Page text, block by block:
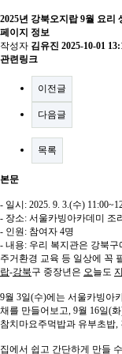
2025년 강북오지랍 9월 요리
페이지 정보
작성자 김유진 2025-10-01
관련링크
이전글
다음글
목록
본문
- 일시: 2025. 9. 3.(수)
- 장소: 서울카빙아카데미 조
- 인원: 참여자 4명
- 내용: 우리 복지관은 강북
주거환경 교육 등 일상에 꼭
랍-강북구 중장년은 오늘도 지
9월 3일(수)에는 서울카빙아
채를 만들어보고, 9월 16일(
참치마요주먹밥과 유부초밥
집에서 쉽고 간단하게 만들